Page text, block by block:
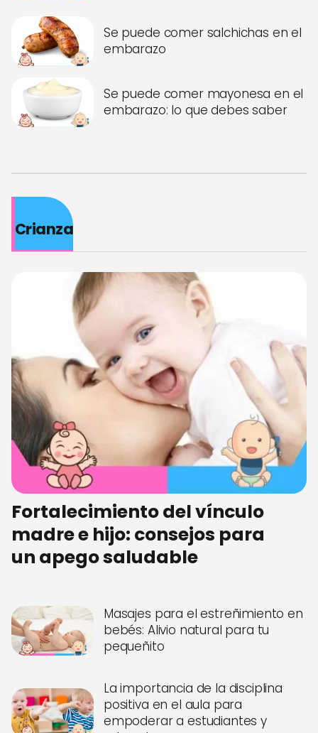
Se puede comer salchichas en el
embarazo
Se puede comer mayonesa en el
embarazo: lo que debes saber
Crianza
Fortalecimiento del vínculo
madre e hijo: consejos para
un apego saludable
Masajes para el estreñimiento en
bebés: Alivio natural para tu
pequeñito
La importancia de la disciplina
positiva en el aula para
empoderar a estudiantes y